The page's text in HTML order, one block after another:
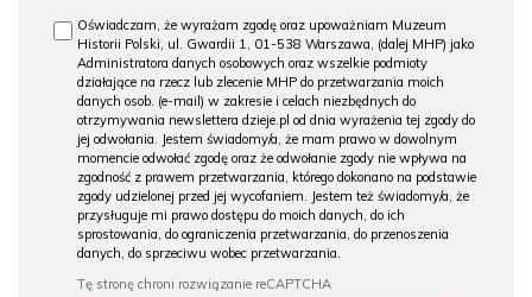
Oświadczam, że wyrażam zgodę oraz upoważniam Muzeum
Historii Polski, ul. Gwardii 1, 01-538 Warszawa, (dalej MHP) jako
Administratora danych osobowych oraz wszelkie podmioty
działające na rzecz lub zlecenie MHP do przetwarzania moich
danych osob. (e-mail) w zakresie i celach niezbędnych do
otrzymywania newslettera dzieje.pl od dnia wyrażenia tej zgody do
jej odwołania. Jestem świadomy/a, że mam prawo w dowolnym
momencie odwołać zgodę oraz że odwołanie zgody nie wpływa na
zgodność z prawem przetwarzania, którego dokonano na podstawie
zgody udzielonej przed jej wycofaniem. Jestem też świadomy/a, że
przysługuje mi prawo dostępu do moich danych, do ich
sprostowania, do ograniczenia przetwarzania, do przenoszenia
danych, do sprzeciwu wobec przetwarzania.